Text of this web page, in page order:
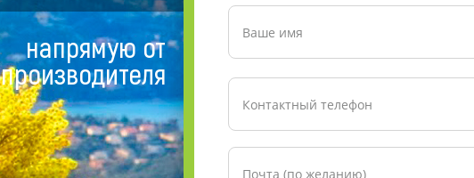
напрямую от
производителя